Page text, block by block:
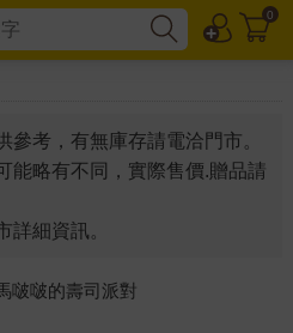
0
考，有無庫存請電洽門市。
能略有不同，實際售價.贈品請
細資訊。
啵啵的壽司派對